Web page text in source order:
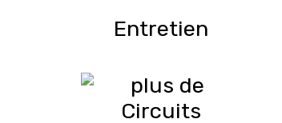
Entretien